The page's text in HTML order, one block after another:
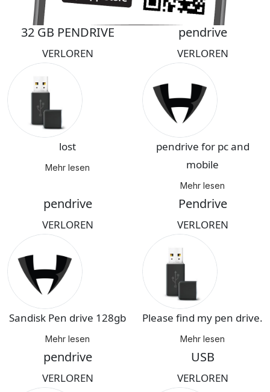
32 GB PENDRIVE
VERLOREN
lost
Mehr lesen
pendrive
VERLOREN
pendrive for pc and
mobile
Mehr lesen
pendrive
VERLOREN
Sandisk Pen drive 128gb
Mehr lesen
Pendrive
VERLOREN
Please find my pen drive.
Mehr lesen
pendrive
VERLOREN
USB
VERLOREN